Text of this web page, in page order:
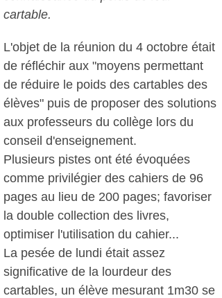
cartable.
L'objet de la réunion du 4 octobre était
de réfléchir aux "moyens permettant
de réduire le poids des cartables des
élèves" puis de proposer des solutions
aux professeurs du collège lors du
conseil d'enseignement.
Plusieurs pistes ont été évoquées
comme privilégier des cahiers de 96
pages au lieu de 200 pages; favoriser
la double collection des livres,
optimiser l'utilisation du cahier...
La pesée de lundi était assez
significative de la lourdeur des
cartables, un élève mesurant 1m30 se